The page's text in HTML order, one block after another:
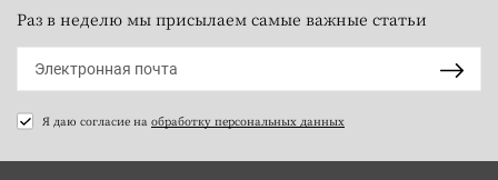
Раз в неделю мы присылаем самые важные статьи
Я даю согласие на обработку персональных данных